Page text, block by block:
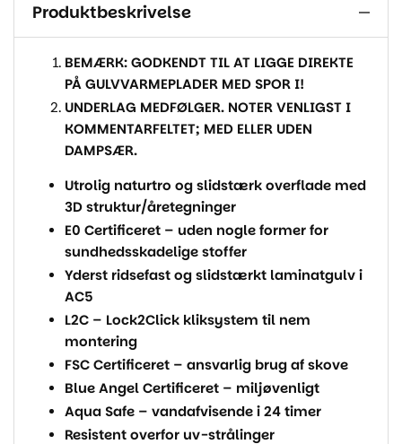
Produktbeskrivelse
BEMÆRK: GODKENDT TIL AT LIGGE DIREKTE
PÅ GULVVARMEPLADER MED SPOR I!
UNDERLAG MEDFØLGER. NOTER VENLIGST I
KOMMENTARFELTET; MED ELLER UDEN
DAMPSÆR.
Utrolig naturtro og slidstærk overflade med
3D struktur/åretegninger
E0 Certificeret – uden nogle former for
sundhedsskadelige stoffer
Yderst ridsefast og slidstærkt laminatgulv i
AC5
L2C – Lock2Click kliksystem til nem
montering
FSC Certificeret – ansvarlig brug af skove
Blue Angel Certificeret – miljøvenligt
Aqua Safe – vandafvisende i 24 timer
Resistent overfor uv-strålinger